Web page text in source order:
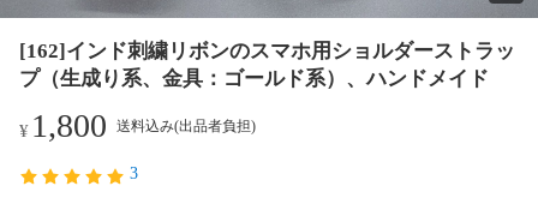
[162]インド刺繍リボンのスマホ用ショルダーストラッ
プ（生成り系、金具：ゴールド系）、ハンドメイド
¥ 1,800 送料込み(出品者負担)
3